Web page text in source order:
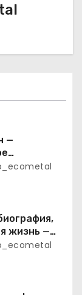
—
явление
жизнь —